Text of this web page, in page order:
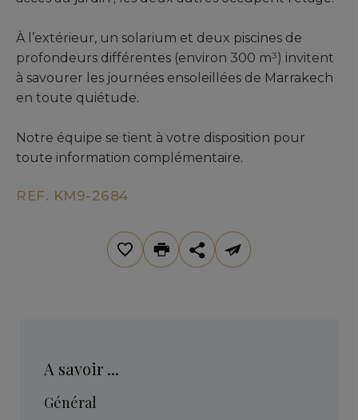
À l’extérieur, un solarium et deux piscines de
profondeurs différentes (environ 300 m³) invitent
à savourer les journées ensoleillées de Marrakech
en toute quiétude.
Notre équipe se tient à votre disposition pour
toute information complémentaire.
REF. KM9-2684
A savoir ...
Général